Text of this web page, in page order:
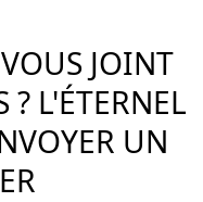
JOINT
? L'ÉTERNEL
UN